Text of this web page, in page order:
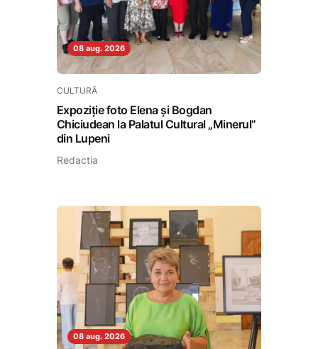
08 aug. 2026
CULTURĂ
Expoziție foto Elena și Bogdan
Chiciudean la Palatul Cultural „Minerul”
din Lupeni
Redactia
08 aug. 2026